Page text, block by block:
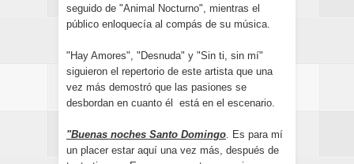
seguido de "Animal Nocturno", mientras el
público enloquecía al compás de su música.
"Hay Amores", "Desnuda" y "Sin ti, sin mí"
siguieron el repertorio de este artista que una
vez más demostró que las pasiones se
desbordan en cuanto él está en el escenario.
"Buenas noches Santo Domingo. Es para mí
un placer estar aquí una vez más, después de